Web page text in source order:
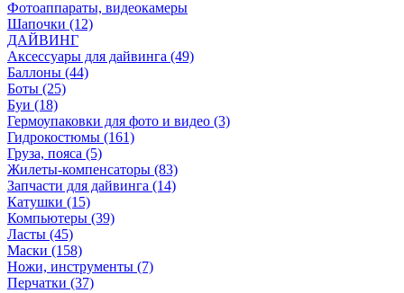
Фотоаппараты, видеокамеры
Шапочки (12)
ДАЙВИНГ
Аксессуары для дайвинга (49)
Баллоны (44)
Боты (25)
Буи (18)
Гермоупаковки для фото и видео (3)
Гидрокостюмы (161)
Груза, пояса (5)
Жилеты-компенсаторы (83)
Запчасти для дайвинга (14)
Катушки (15)
Компьютеры (39)
Ласты (45)
Маски (158)
Ножи, инструменты (7)
Перчатки (37)